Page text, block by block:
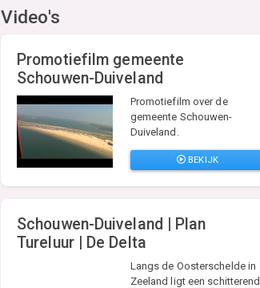
Video's
Promotiefilm gemeente
Schouwen-Duiveland
Promotiefilm over de
gemeente Schouwen-
Duiveland.
BEKIJK
Schouwen-Duiveland | Plan
Tureluur | De Delta
Langs de Oosterschelde in
Zeeland ligt een schitterend